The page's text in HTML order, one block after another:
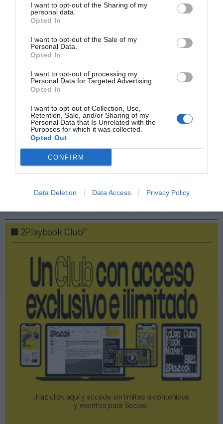
I want to opt-out of the Sharing of my
personal data.
Opted In
I want to opt-out of the Sale of my
Personal Data.
Opted In
I want to opt-out of processing my
Personal Data for Targeted Advertising.
Opted In
I want to opt-out of Collection, Use,
Retention, Sale, and/or Sharing of my
Personal Data that Is Unrelated with the
Purposes for which it was collected.
Opted Out
CONFIRM
Data Deletion Data Access Privacy Policy
Índex2P
Real Valladolid
LaLiga
de forma gratuita
Mantente informado con las últimas noticias de actualidad.
Imprimir
2Playbook Club2P
¡Haz click aquí y accede sin límites a contenidos
y eventos para Socios!​​​​​​​